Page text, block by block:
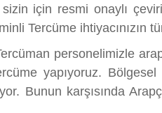
için resmi onaylı
Tercüme ihtiyacınızın
personelimizle
yapıyoruz.
Bunun karşısında